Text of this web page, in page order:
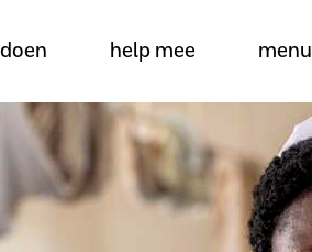
help mee menu
health africa